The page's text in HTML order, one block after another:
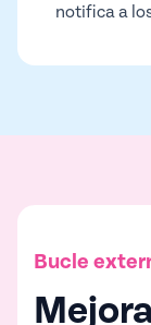
notifica a
Bucle